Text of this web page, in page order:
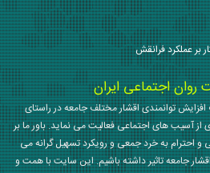
بر عملکرد فرانقش
اجتماعی ایران
توانمندی اقشار مختلف جامعه در راستای
آسیب های اجتماعی فعالیت می نماید. باور ما بر
احترام به خرد جمعی و رویکرد تسهیل گرانه می
جامعه تاثیر داشته باشیم. این سایت با همت و